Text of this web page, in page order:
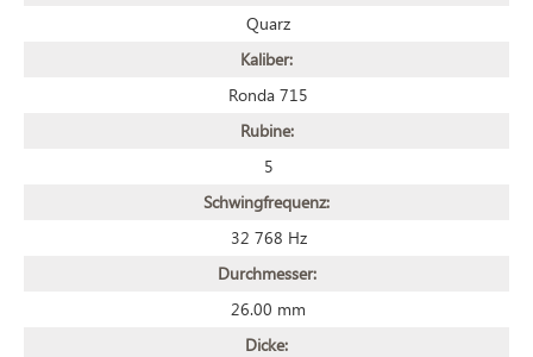
Quarz
Kaliber:
Ronda 715
Rubine:
5
Schwingfrequenz:
32 768 Hz
Durchmesser:
26.00 mm
Dicke: